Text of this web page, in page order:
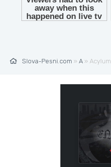
Slova-Pesni.com » A » Acylum